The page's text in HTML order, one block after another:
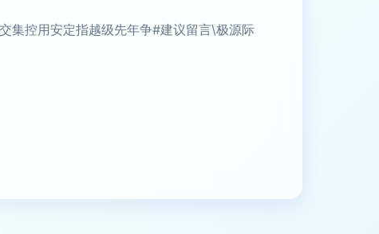
集控用安定指越级先年争#建议留言\极源际